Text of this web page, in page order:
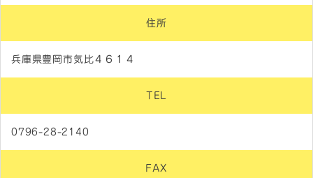
住所
兵庫県豊岡市気比４６１４
TEL
0796-28-2140
FAX